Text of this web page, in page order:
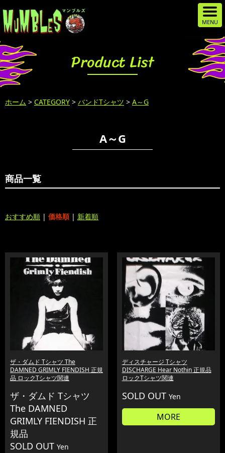
Product List
ホーム > CATEGORY > バンドTシャツ > A～G
A～G
商品一覧
おすすめ順 | 価格順 | 新着順
ザ・ダムド Tシャツ The
DAMNED GRIMLY FIENDISH 正規
品 ロックTシャツ関連
ザ・ダムド Tシャツ
The DAMNED
GRIMLY FIENDISH 正
規品
SOLD OUT Yen
ディスチャージ Tシャツ
DISCHARGE Hear Nothin 正規品
ロックTシャツ関連
SOLD OUT Yen
MORE